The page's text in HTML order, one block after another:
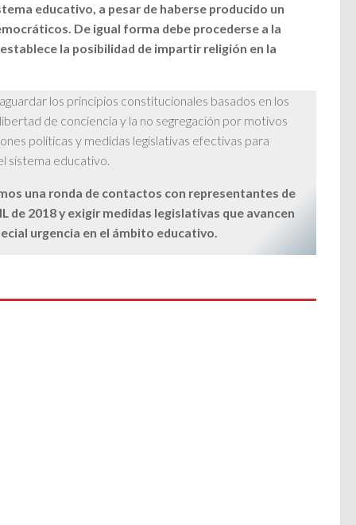
educativo, a pesar de haberse producido un
De igual forma debe procederse a la
la posibilidad de impartir religión en la
los principios constitucionales basados en los
de conciencia y la no segregación por motivos
políticas y medidas legislativas efectivas para
sistema educativo.
una ronda de contactos con representantes de
de 2018 y exigir medidas legislativas que avancen
urgencia en el ámbito educativo.